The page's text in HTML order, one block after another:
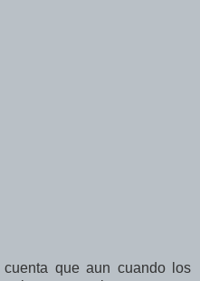
que aun cuando los